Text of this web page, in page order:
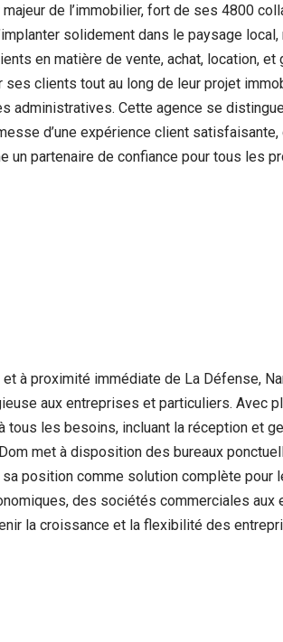
de l’immobilier, fort de ses 4800
solidement dans le paysage
en matière de vente, achat, location,
clients tout au long de leur projet
Cette agence se
d’une expérience client
partenaire de confiance pour tous les
à proximité immédiate de La Défense,
aux entreprises et particuliers. Avec
les besoins, incluant la réception et
met à disposition des bureaux
position comme solution complète
des sociétés commerciales
la croissance et la flexibilité des